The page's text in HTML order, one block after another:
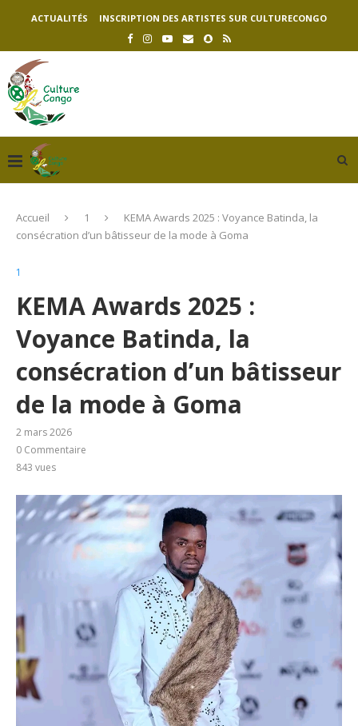
ACTUALITÉS INSCRIPTION DES ARTISTES SUR CULTURECONGO
Accueil 1
KEMA Awards 2025 : Voyance Batinda, la
consécration d’un bâtisseur de la mode à Goma
1
KEMA Awards 2025 :
Voyance Batinda, la
consécration d’un bâtisseur
de la mode à Goma
2 mars 2026
0 Commentaire
843 vues